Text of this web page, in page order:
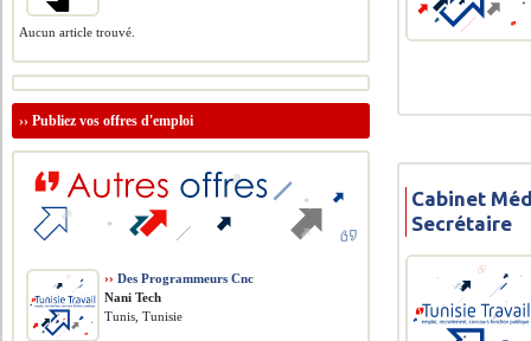
Cabinet
Secrétaire
Aucun article trouvé.
››Publiez vos offres d'emploi
›› Des Programmeurs Cnc
Nani Tech
Tunis, Tunisie